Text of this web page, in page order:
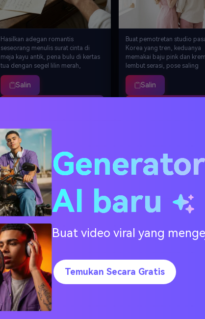
Hasilkan adegan romantis
seseorang menulis surat cinta di
meja kayu antik, pena bulu di kertas
tua dengan segel lilin merah,
dikelilingi mawar merah dalam vas
kristal, surat terbuka dengan
kaligrafi tulisan tangan terlihat,
resolusi 8K
Salin
Buat pemotretan studio
Korea yang tren, keduanya
memakai baju pink dan krem
lembut serasi, pose saling
membelakangi lalu saling
di atas bahu, latar belakang
minimalis putih bersih
Salin
Foto · Latar Mawar
Buat suasana latar Hari Valentine
romantis dengan mawar merah dan
AI baru
Buat video viral yang
Temukan Secara Gratis